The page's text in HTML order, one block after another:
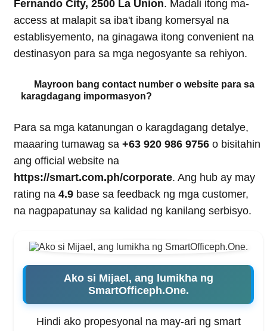
Fernando City, 2500 La Union. Madali itong ma-
access at malapit sa iba't ibang komersyal na
establisyemento, na ginagawa itong convenient na
destinasyon para sa mga negosyante sa rehiyon.
Mayroon bang contact number o website para sa
karagdagang impormasyon?
Para sa mga katanungan o karagdagang detalye,
maaaring tumawag sa +63 920 986 9756 o bisitahin
ang official website na
https://smart.com.ph/corporate. Ang hub ay may
rating na 4.9 base sa feedback ng mga customer,
na nagpapatunay sa kalidad ng kanilang serbisyo.
Ako si Mijael, ang lumikha ng
SmartOfficeph.One.
Hindi ako propesyonal na may-ari ng smart